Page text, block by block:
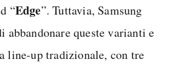
“Edge”. Tuttavia, Samsung
abbandonare queste varianti e
line-up tradizionale, con tre